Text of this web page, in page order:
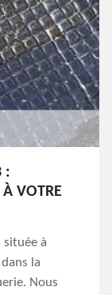
:
À VOTRE
située à
la
Nous